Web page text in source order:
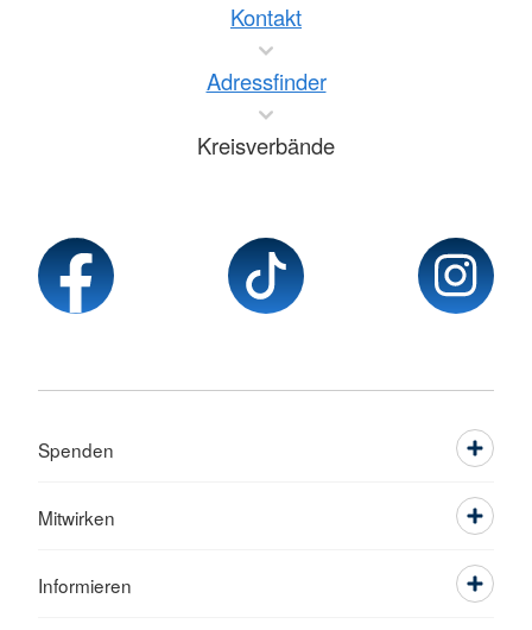
Kontakt
Adressfinder
Kreisverbände
Spenden
Mitwirken
Informieren